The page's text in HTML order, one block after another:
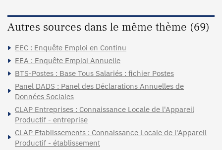
Autres sources dans le même thème (69)
EEC : Enquête Emploi en Continu
EEA : Enquête Emploi Annuelle
BTS-Postes : Base Tous Salariés : fichier Postes
Panel DADS : Panel des Déclarations Annuelles de
Données Sociales
CLAP Entreprises : Connaissance Locale de l'Appareil
Productif - entreprise
CLAP Etablissements : Connaissance Locale de l'Appareil
Productif - établissement